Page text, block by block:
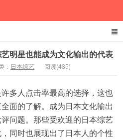
明星也能成为文化输出的代表
： 日本综艺 阅读(435)
多人点击率最高的选择，这也
面的了解。成为日本文化输出
问题。那些受欢迎的日本综艺
同时也展现出了日本人的个性